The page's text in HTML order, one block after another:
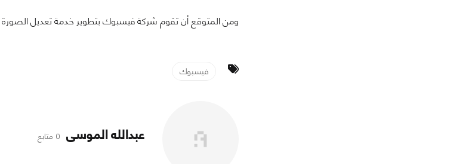
ومن المتوقع أن تقوم شركة فيسبوك بتطوير خدمة تعديل
فيسبوك
عبدالله الموسى 0 متابع